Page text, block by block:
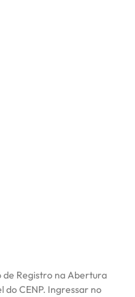
de Registro na Abertura
do CENP. Ingressar no